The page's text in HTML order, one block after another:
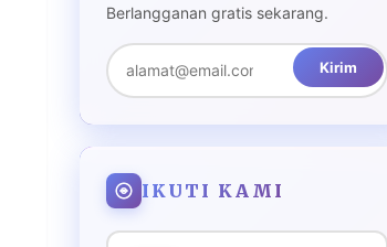
Berlangganan gratis sekarang.
Kirim
IKUTI KAMI